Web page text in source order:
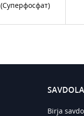
(Суперфосфат)
Birja